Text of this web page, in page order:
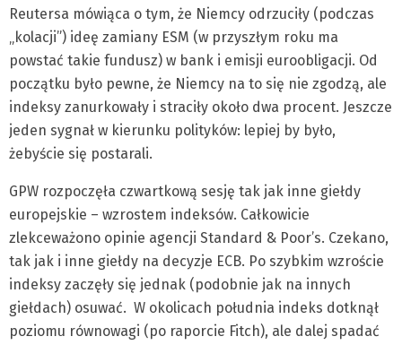
Reutersa mówiąca o tym, że Niemcy odrzuciły (podczas
„kolacji”) ideę zamiany ESM (w przyszłym roku ma
powstać takie fundusz) w bank i emisji euroobligacji. Od
początku było pewne, że Niemcy na to się nie zgodzą, ale
indeksy zanurkowały i straciły około dwa procent. Jeszcze
jeden sygnał w kierunku polityków: lepiej by było,
żebyście się postarali.
GPW rozpoczęła czwartkową sesję tak jak inne giełdy
europejskie – wzrostem indeksów. Całkowicie
zlekceważono opinie agencji Standard & Poor’s. Czekano,
tak jak i inne giełdy na decyzje ECB. Po szybkim wzroście
indeksy zaczęły się jednak (podobnie jak na innych
giełdach) osuwać. W okolicach południa indeks dotknął
poziomu równowagi (po raporcie Fitch), ale dalej spadać